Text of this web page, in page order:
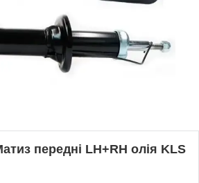
передні LH+RH олія KLS